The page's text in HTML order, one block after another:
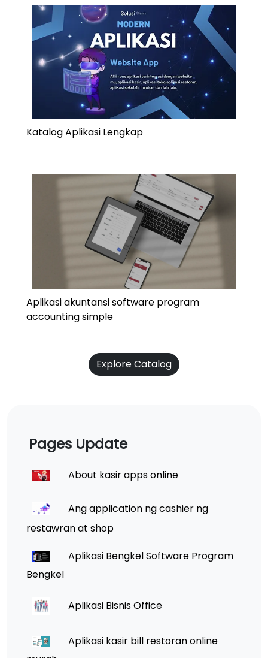
Katalog Aplikasi Lengkap
Aplikasi akuntansi software program
accounting simple
Explore Catalog
Pages Update
About kasir apps online
Ang application ng cashier ng
restawran at shop
Aplikasi Bengkel Software Program
Bengkel
Aplikasi Bisnis Office
Aplikasi kasir bill restoran online